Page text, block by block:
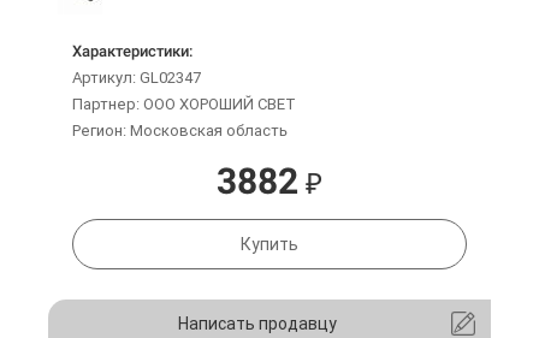
Характеристики:
Артикул: GL02347
Партнер: ООО ХОРОШИЙ СВЕТ
Регион: Московская область
3882 ₽
Купить
Написать продавцу